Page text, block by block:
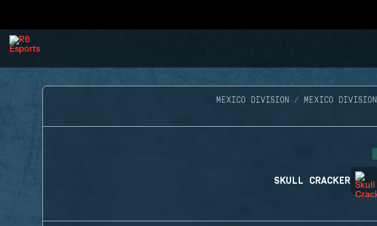
MEXICO DIVISION MEXICO DIVISION
SKULL CRACKER